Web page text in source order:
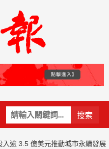
關
鍵
Primary
Menu
入逾 3.5 億美元推動城市永續發展